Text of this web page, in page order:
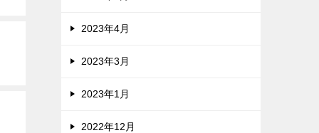
2023年4月
2023年3月
2023年1月
2022年12月